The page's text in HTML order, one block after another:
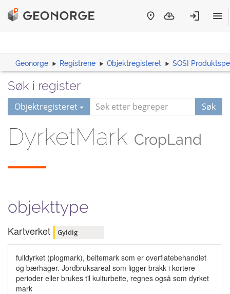
Geonorge Registrene Objektregisteret SOSI
Søk i register
Objektregisteret Søk
DyrketMark CropLand
objekttype
Kartverket Gyldig
fulldyrket (plogmark), beitemark som er overflatebehandlet
og bærhager. Jordbruksareal som ligger brakk i kortere
perioder eller brukes til kulturbeite, regnes også som dyrket
mark